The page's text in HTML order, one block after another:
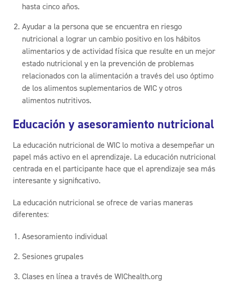
hasta cinco años.
Ayudar a la persona que se encuentra en riesgo
nutricional a lograr un cambio positivo en los hábitos
alimentarios y de actividad física que resulte en un mejor
estado nutricional y en la prevención de problemas
relacionados con la alimentación a través del uso óptimo
de los alimentos suplementarios de WIC y otros
alimentos nutritivos.
Educación y asesoramiento nutricional
La educación nutricional de WIC lo motiva a desempeñar un
papel más activo en el aprendizaje. La educación nutricional
centrada en el participante hace que el aprendizaje sea más
interesante y significativo.
La educación nutricional se ofrece de varias maneras
diferentes:
Asesoramiento individual
Sesiones grupales
Clases en línea a través de WIChealth.org